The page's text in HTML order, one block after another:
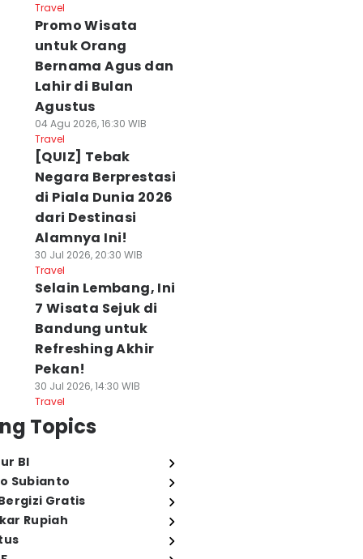
Travel
Promo Wisata
untuk Orang
Bernama Agus dan
Lahir di Bulan
Agustus
04 Agu 2026, 16:30 WIB
Travel
[QUIZ] Tebak
Negara Berprestasi
di Piala Dunia 2026
dari Destinasi
Alamnya Ini!
30 Jul 2026, 20:30 WIB
Travel
Selain Lembang, Ini
7 Wisata Sejuk di
Bandung untuk
Refreshing Akhir
Pekan!
30 Jul 2026, 14:30 WIB
Travel
Topics
BI
Subianto
Gratis
Rupiah